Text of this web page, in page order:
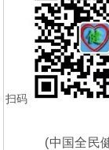
扫码
(中国全民